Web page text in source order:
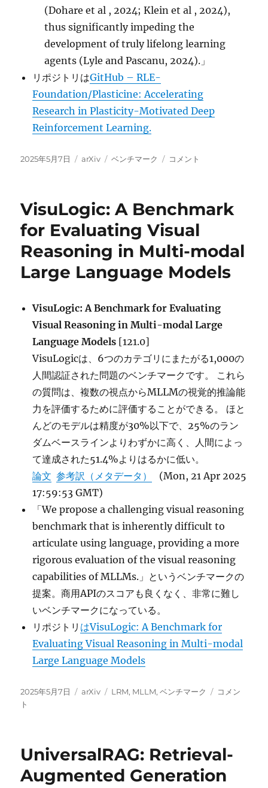
(Dohare et al , 2024; Klein et al , 2024),
thus significantly impeding the
development of truly lifelong learning
agents (Lyle and Pascanu, 2024).」
リポジトリはGitHub – RLE-
Foundation/Plasticine: Accelerating
Research in Plasticity-Motivated Deep
Reinforcement Learning.
投
2025年5月7日
カ
ー
arXiv
タ
ベンチマーク
Plasticine:
Plasticity-
Deep
Reinforcement
Learning に
コメント
VisuLogic: A Benchmark
for Evaluating Visual
Reasoning in Multi-modal
Large Language Models
VisuLogic: A Benchmark for Evaluating
Visual Reasoning in Multi-modal Large
Language Models [121.0]
VisuLogicは、6つのカテゴリにまたがる1,000の
人間認証された問題のベンチマークです。 これら
の質問は、複数の視点からMLLMの視覚的推論能
力を評価するために評価することができる。 ほと
んどのモデルは精度が30%以下で、25%のラン
ダムベースラインよりわずかに高く、人間によっ
て達成された51.4%よりはるかに低い。
論文 参考訳（メタデータ）
(Mon, 21 Apr 2025
17:59:53 GMT)
「We propose a challenging visual reasoning
benchmark that is inherently difficult to
articulate using language, providing a more
rigorous evaluation of the visual reasoning
capabilities of MLLMs.」というベンチマークの
提案。商用APIのスコアも良くなく、非常に難し
いベンチマークになっている。
リポジトリ はVisuLogic: A Benchmark for
Evaluating Visual Reasoning in Multi-modal
Large Language Models
投
稿
2025年5月7日
カ
arXiv
タ
LRM, MLLM,ベンチマーク
VisuLogic:
Visual
in
コメン
ト
UniversalRAG: Retrieval-
Augmented Generation